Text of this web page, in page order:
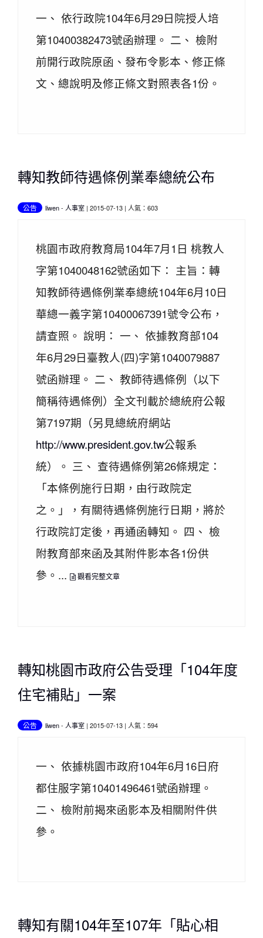
一、 依行政院104年6月29日院授人培
第10400382473號函辦理。 二、 檢附
前開行政院原函、發布令影本、修正條
文、總說明及修正條文對照表各1份。
轉知教師待遇條例業奉總統公布
公告 liwen- 人事室 | 2015-07-13 | 人氣：603
桃園市政府教育局104年7月1日 桃教人
字第1040048162號函如下： 主旨：轉
知教師待遇條例業奉總統104年6月10日
華總一義字第10400067391號令公布，
請查照。 說明： 一、 依據教育部104
年6月29日臺教人(四)字第1040079887
號函辦理。 二、 教師待遇條例（以下
簡稱待遇條例）全文刊載於總統府公報
第7197期（另見總統府網站
http://www.president.gov.tw公報系
統）。 三、 查待遇條例第26條規定：
「本條例施行日期，由行政院定
之。」，有關待遇條例施行日期，將於
行政院訂定後，再通函轉知。 四、 檢
附教育部來函及其附件影本各1份供
參。...
觀看完整文章
轉知桃園市政府公告受理「104年度
住宅補貼」一案
公告 liwen- 人事室 | 2015-07-13 | 人氣：594
一、 依據桃園市政府104年6月16日府
都住服字第10401496461號函辦理。
二、 檢附前揭來函影本及相關附件供
參。
轉知有關104年至107年「貼心相